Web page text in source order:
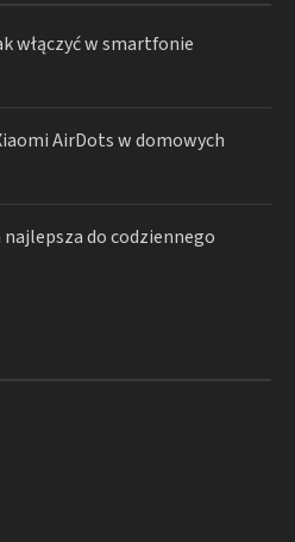
włączyć w smartfonie
AirDots w domowych
do codziennego